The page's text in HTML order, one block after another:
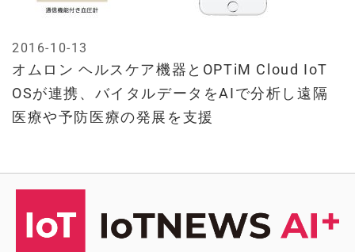
オムロン ヘルスケア機器とOPTiM Cloud IoT
OSが連携、バイタルデータをAIで分析し遠隔
医療や予防医療の発展を支援
2016-10-13